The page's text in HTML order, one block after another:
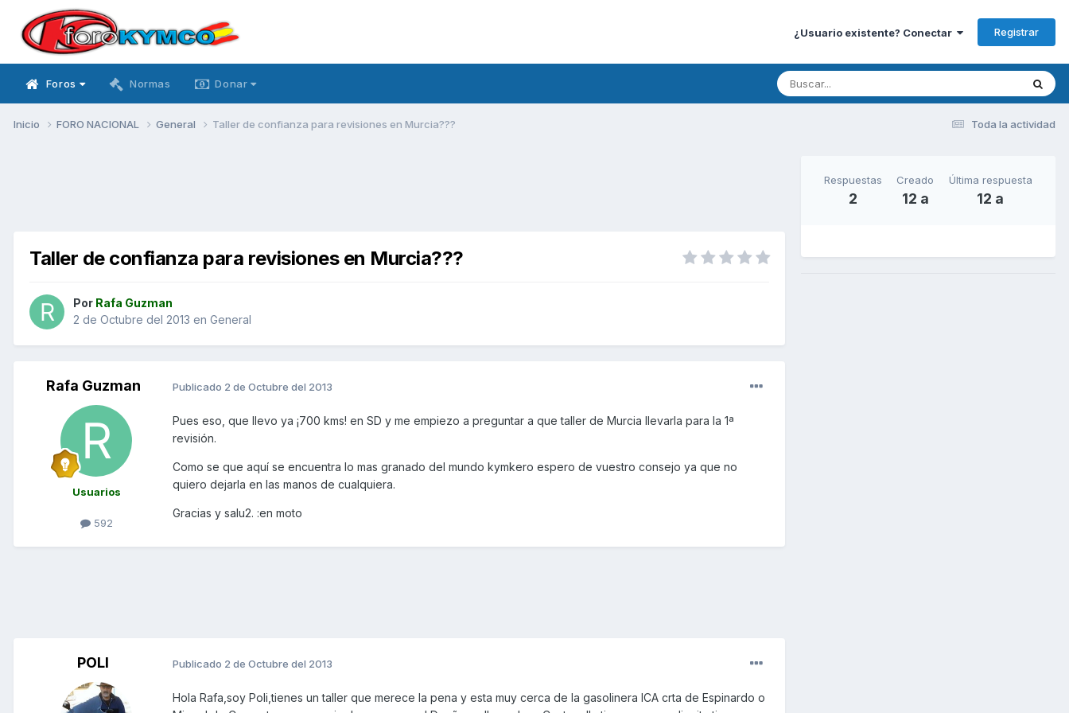
¿Usuario existente? Conectar Registrar
Foros Normas Donar
Toda la actividad
Inicio FORO NACIONAL General Taller de confianza para revisiones en Murcia???
Taller de confianza para revisiones en Murcia???
Por Rafa Guzman
2 de Octubre del 2013 en General
Rafa Guzman
Usuarios
592
Publicado 2 de Octubre del 2013
Pues eso, que llevo ya ¡700 kms! en SD y me empiezo a preguntar a que taller de Murcia llevarla para la 1ª
revisión.
Como se que aquí se encuentra lo mas granado del mundo kymkero espero de vuestro consejo ya que no
quiero dejarla en las manos de cualquiera.
Gracias y salu2. :en moto
POLI Publicado 2 de Octubre del 2013
Hola Rafa,soy Poli,tienes un taller que merece la pena y esta muy cerca de la gasolinera ICA crta de Espinardo o
Respuestas
2
Creado
12 a
Última respuesta
12 a